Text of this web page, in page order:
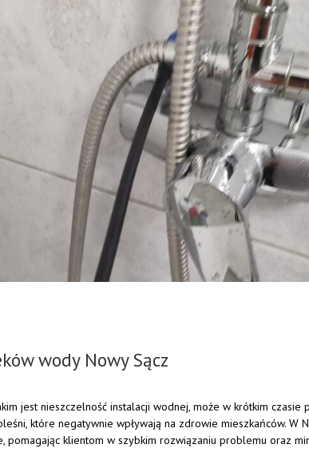
wody NowySącz
jest nieszczelność instalacji wodnej, może w krótkim czasie
które negatywnie wpływają na zdrowie mieszkańców. W
pomagając klientom w szybkim rozwiązaniu problemu oraz